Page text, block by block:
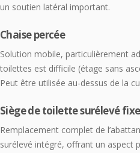
un soutien latéral important.
Chaise percée
Solution mobile, particulièrement
toilettes est difficile (étage sans
Peut être utilisée au-dessus de la
Siège de toilette surélevé fixe
Remplacement complet de
surélevé intégré, offrant un aspect